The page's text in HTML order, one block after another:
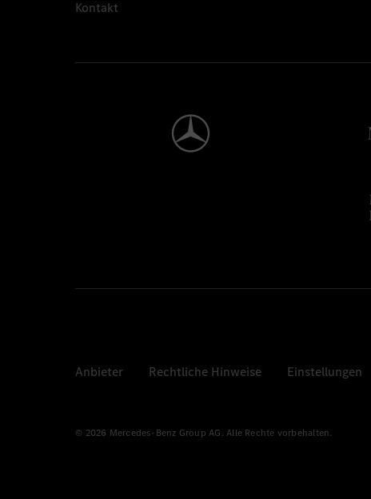
Kontakt
Anbieter Rechtliche Hinweise Einstellungen
© 2026 Mercedes-Benz Group AG. Alle Rechte vorbehalten.